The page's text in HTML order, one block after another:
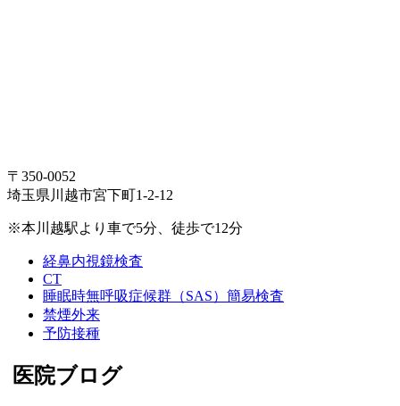
〒350-0052
埼玉県川越市宮下町1-2-12
※本川越駅より車で5分、徒歩で12分
経鼻内視鏡検査
CT
睡眠時無呼吸症候群（SAS）簡易検査
禁煙外来
予防接種
医院ブログ